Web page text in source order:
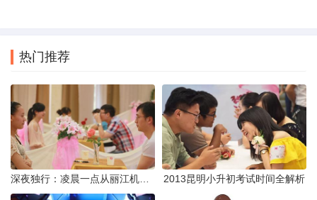
热门推荐
2013昆明小升初考试时间全解析